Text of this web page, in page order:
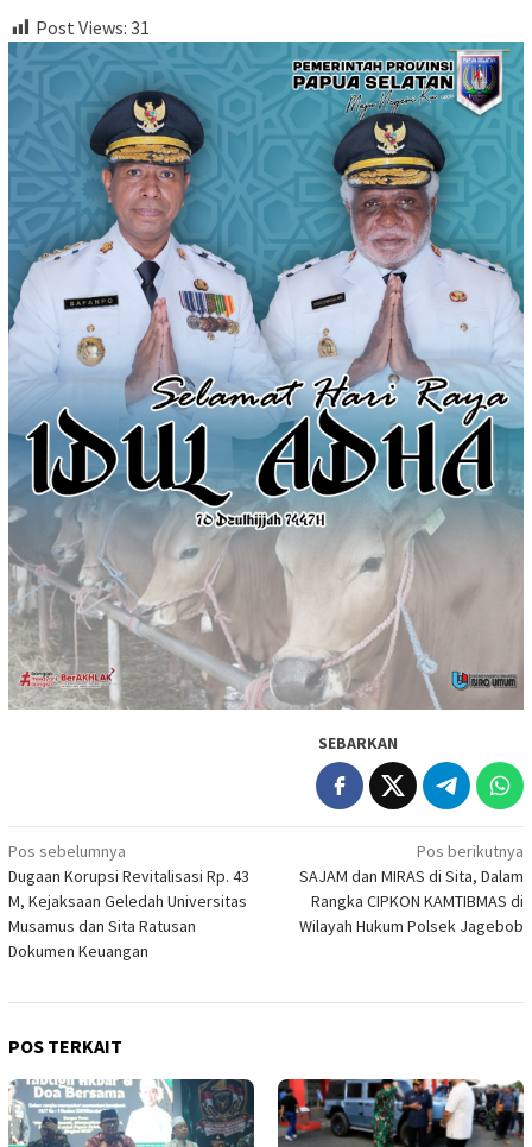
Post Views: 31
SEBARKAN
Navigasi
pos
Pos sebelumnya
Dugaan Korupsi Revitalisasi Rp. 43
M, Kejaksaan Geledah Universitas
Musamus dan Sita Ratusan
Dokumen Keuangan
Pos berikutnya
SAJAM dan MIRAS di Sita, Dalam
Rangka CIPKON KAMTIBMAS di
Wilayah Hukum Polsek Jagebob
POS TERKAIT